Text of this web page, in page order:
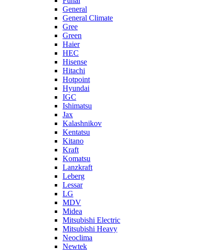
General
General Climate
Gree
Green
Haier
HEC
Hisense
Hitachi
Hotpoint
Hyundai
IGC
Ishimatsu
Jax
Kalashnikov
Kentatsu
Kitano
Kraft
Komatsu
Lanzkraft
Leberg
Lessar
LG
MDV
Midea
Mitsubishi Electric
Mitsubishi Heavy
Neoclima
Newtek